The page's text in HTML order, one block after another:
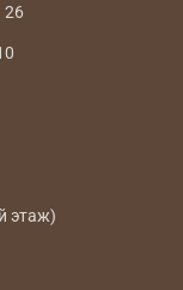
26
этаж)